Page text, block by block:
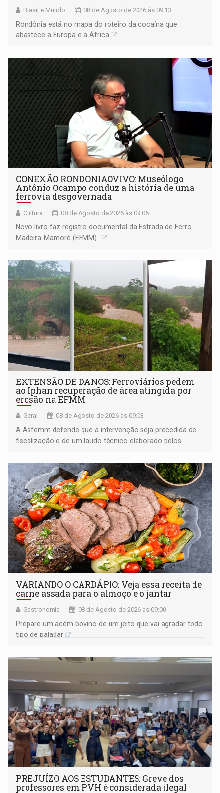
Brasil e Mundo 08 de Agosto de 2026 às 09:13
Rondônia está no mapa do roteiro da cocaína que
abastece a Europa e a África
CONEXÃO RONDONIAOVIVO: Museólogo
Antônio Ocampo conduz a história de uma
ferrovia desgovernada
Cultura 08 de Agosto de 2026 às 09:05
Novo livro faz registro documental da Estrada de Ferro
Madeira-Mamoré (EFMM)
EXTENSÃO DE DANOS: Ferroviários pedem
ao Iphan recuperação de área atingida por
erosão na EFMM
Geral 08 de Agosto de 2026 às 09:03
A Asfemm defende que a intervenção seja precedida de
fiscalização e de um laudo técnico elaborado pelos
VARIANDO O CARDÁPIO: Veja essa receita de
carne assada para o almoço e o jantar
Gastronomia 08 de Agosto de 2026 às 09:00
Prepare um acém bovino de um jeito que vai agradar todo
tipo de paladar
PREJUÍZO AOS ESTUDANTES: Greve dos
professores em PVH é considerada ilegal